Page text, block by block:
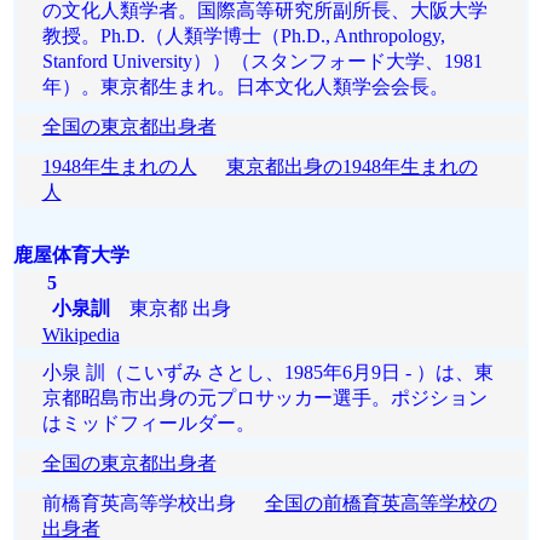
の文化人類学者。国際高等研究所副所長、大阪大学
教授。Ph.D.（人類学博士（Ph.D., Anthropology,
Stanford University））（スタンフォード大学、1981
年）。東京都生まれ。日本文化人類学会会長。
全国の東京都出身者
1948年生まれの人
東京都出身の1948年生まれの
人
鹿屋体育大学
5
小泉訓
東京都 出身
Wikipedia
小泉 訓（こいずみ さとし、1985年6月9日 - ）は、東
京都昭島市出身の元プロサッカー選手。ポジション
はミッドフィールダー。
全国の東京都出身者
前橋育英高等学校出身 全国の前橋育英高等学校の
出身者